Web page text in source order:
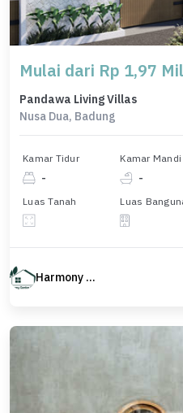
Mulai dari Rp 1,97
Pandawa Living Villas
Nusa Dua, Badung
Kamar Tidur
-
Kamar Mandi
-
Luas Tanah Luas
Harmony Property